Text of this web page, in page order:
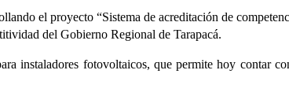
el proyecto “Sistema de acreditación de
del Gobierno Regional de Tarapacá.
instaladores fotovoltaicos, que permite hoy contar